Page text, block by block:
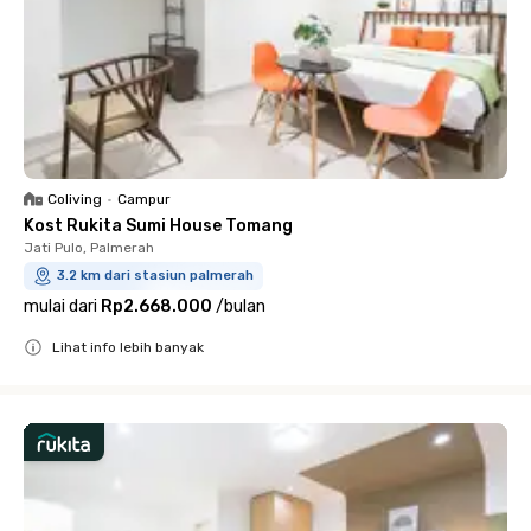
Coliving • Campur
Kost Rukita Sumi House Tomang
Jati Pulo, Palmerah
3.2 km dari stasiun palmerah
mulai dari Rp2.668.000 /bulan
Lihat info lebih banyak